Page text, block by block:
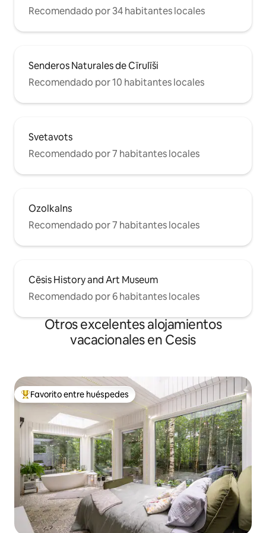
Recomendado por 34 habitantes locales
Senderos Naturales de Cīrulīši
Recomendado por 10 habitantes locales
Svetavots
Recomendado por 7 habitantes locales
Ozolkalns
Recomendado por 7 habitantes locales
Cēsis History and Art Museum
Recomendado por 6 habitantes locales
Otros excelentes alojamientos
vacacionales en Cesis
De los mejores en Favorito entre huéspedes
Favorito entre huéspedes